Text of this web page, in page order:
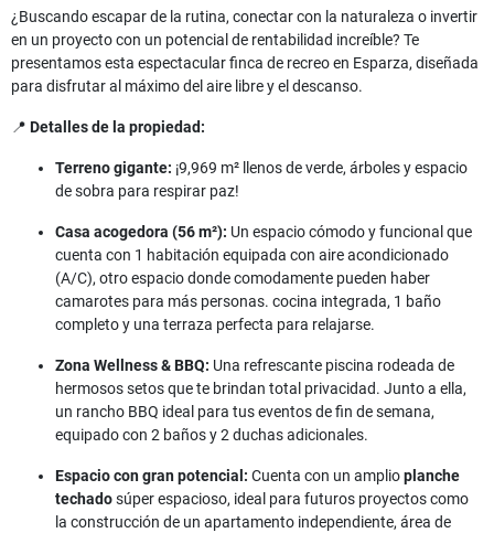
¿Buscando escapar de la rutina, conectar con la naturaleza o invertir
en un proyecto con un potencial de rentabilidad increíble? Te
presentamos esta espectacular finca de recreo en Esparza, diseñada
para disfrutar al máximo del aire libre y el descanso.
📍 Detalles de la propiedad:
Terreno gigante: ¡9,969 m² llenos de verde, árboles y espacio
de sobra para respirar paz!
Casa acogedora (56 m²): Un espacio cómodo y funcional que
cuenta con 1 habitación equipada con aire acondicionado
(A/C), otro espacio donde comodamente pueden haber
camarotes para más personas. cocina integrada, 1 baño
completo y una terraza perfecta para relajarse.
Zona Wellness & BBQ: Una refrescante piscina rodeada de
hermosos setos que te brindan total privacidad. Junto a ella,
un rancho BBQ ideal para tus eventos de fin de semana,
equipado con 2 baños y 2 duchas adicionales.
Espacio con gran potencial: Cuenta con un amplioplanche
techadosúper espacioso, ideal para futuros proyectos como
la construcción de un apartamento independiente, área de